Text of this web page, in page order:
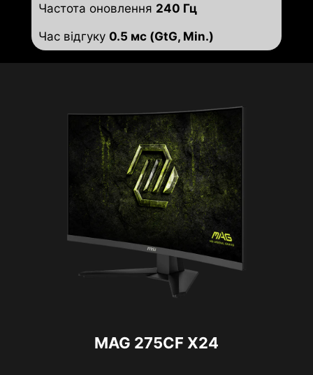
Частота оновлення 240 Гц
Час відгуку 0.5 мс (GtG, Min.)
MAG 275CF X24